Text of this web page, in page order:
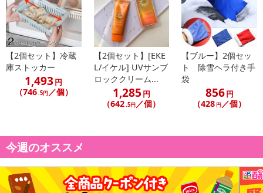
・商品カラー：ブラック
・商品サイズ：21~25cm相当
・注意事項：
※サイズは、多少の誤差が生じる場合がございます。
※モニター環境により、実際のものと素材感・色が多少異なって
見える場合がございますので、ご了承ください。
※海外輸入品のため、多少の縫製の乱れや糸切りが不十分な場合
がございます。予めご了承ください。
※商品は、簡易包装で発送します。海外輸入品のため、パッケー
ジに外国語が表記されており、多少のスレ、汚れ、破れなどがある
場合がございます。予めご了承ください。
※メール便の発送で壊れ物の指定が出来ない為、到着時にパッケ
【2個セット】冷蔵
庫ストッカー
1,493円
（746.5円／個）
【2個セット】[EKE
L/イケル] UVサンブ
ロッククリーム...
1,285 円
（642.5円／個）
【ブルー】2個セッ
ト 除雪ヘラ付き手
袋
856円
（428 円／個）
今週のオススメ